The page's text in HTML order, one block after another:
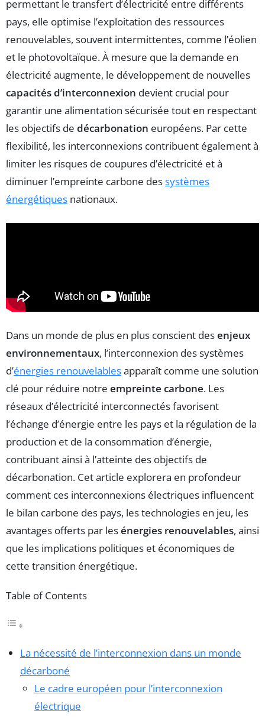
permettant le transfert d’électricité entre différents
pays, elle optimise l’exploitation des ressources
renouvelables, souvent intermittentes, comme l’éolien
et le photovoltaïque. À mesure que la demande en
électricité augmente, le développement de nouvelles
capacités d’interconnexion devient crucial pour
garantir une alimentation sécurisée tout en respectant
les objectifs de décarbonation européens. Par cette
flexibilité, les interconnexions contribuent également à
limiter les risques de coupures d’électricité et à
diminuer l’empreinte carbone dessystèmes
énergétiques nationaux.
Dans un monde de plus en plus conscient desenjeux
environnementaux, l’interconnexion des systèmes
d’énergies renouvelablesapparaît comme une solution
clé pour réduire notre empreinte carbone. Les
réseaux d’électricité interconnectés favorisent
l’échange d’énergie entre les pays et la régulation de la
production et de la consommation d’énergie,
contribuant ainsi à l’atteinte des objectifs de
décarbonation. Cet article explorera en profondeur
comment ces interconnexions électriques influencent
le bilan carbone des pays, les technologies en jeu, les
avantages offerts par lesénergies renouvelables, ainsi
que les implications politiques et économiques de
cette transition énergétique.
Table of Contents
La nécessité de l’interconnexion dans un monde
décarboné
Le cadre européen pour l’interconnexion
électrique